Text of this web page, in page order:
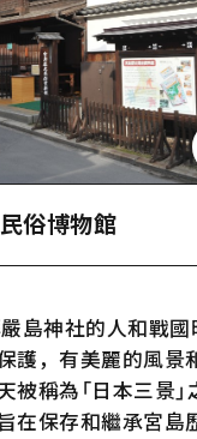
俗博物館
島神社的人和戰國
護，有美麗的風景
被稱為「日本三景」
在保存和繼承宮島